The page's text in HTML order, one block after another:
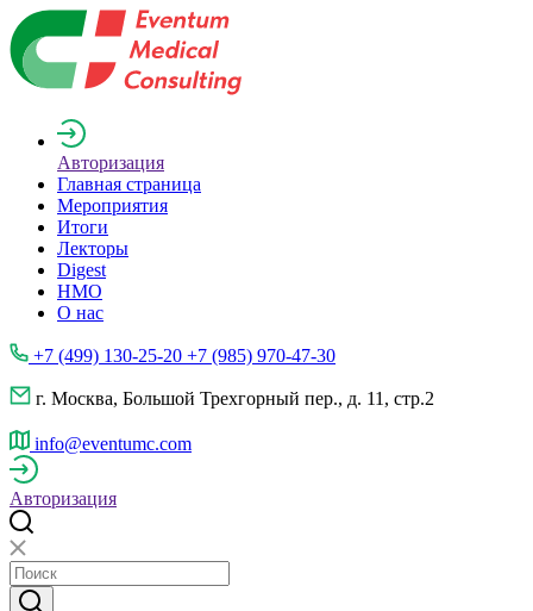
Авторизация
Главная страница
Мероприятия
Итоги
Лекторы
Digest
НМО
О нас
+7 (499) 130-25-20 +7 (985) 970-47-30
г. Москва, Большой Трехгорный пер., д. 11, стр.2
info@eventumc.com
Авторизация